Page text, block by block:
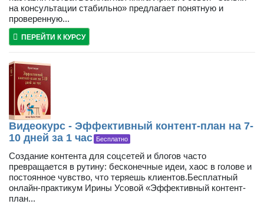
на консультации стабильно» предлагает понятную и
проверенную...
ПЕРЕЙТИ К КУРСУ
Видеокурс - Эффективный контент-план на 7-
10 дней за 1 час Бесплатно
Создание контента для соцсетей и блогов часто
превращается в рутину: бесконечные идеи, хаос в голове и
постоянное чувство, что теряешь клиентов.Бесплатный
онлайн-практикум Ирины Усовой «Эффективный контент-
план...